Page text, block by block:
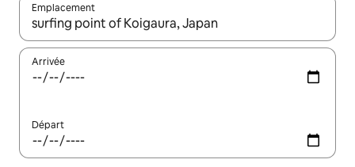
Emplacement
Quand les résultats sont affichés, parcourez-les en utilisant
Arrivée
Départ